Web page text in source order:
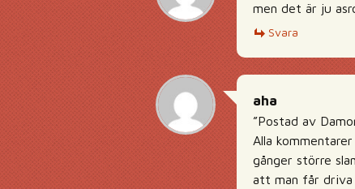
men det är ju
Svara
aha
”Postad av
Alla
gånger större
att man får